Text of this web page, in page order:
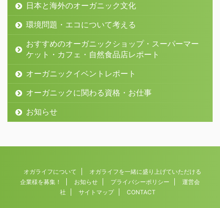
日本と海外のオーガニック文化
環境問題・エコについて考える
おすすめのオーガニックショップ・スーパーマー
ケット・カフェ・自然食品店レポート
オーガニックイベントレポート
オーガニックに関わる資格・お仕事
お知らせ
オガライフについて
オガライフを一緒に盛り上げていただける
企業様を募集！
お知らせ プライバシーポリシー
運営会
社
サイトマップ CONTACT